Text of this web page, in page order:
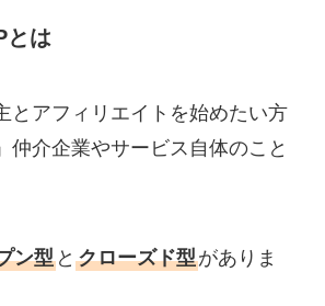
ウント開設してみませんか～
ただけたら、アカウント申込のURL
とは
とアフィリエイトを始めたい方
仲介企業やサービス自体のこと
ン型と クローズド型がありま